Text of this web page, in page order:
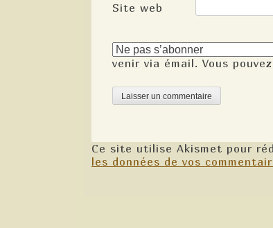
Site web
venir via émail. Vous
Ce site utilise Akismet pour
les données de vos